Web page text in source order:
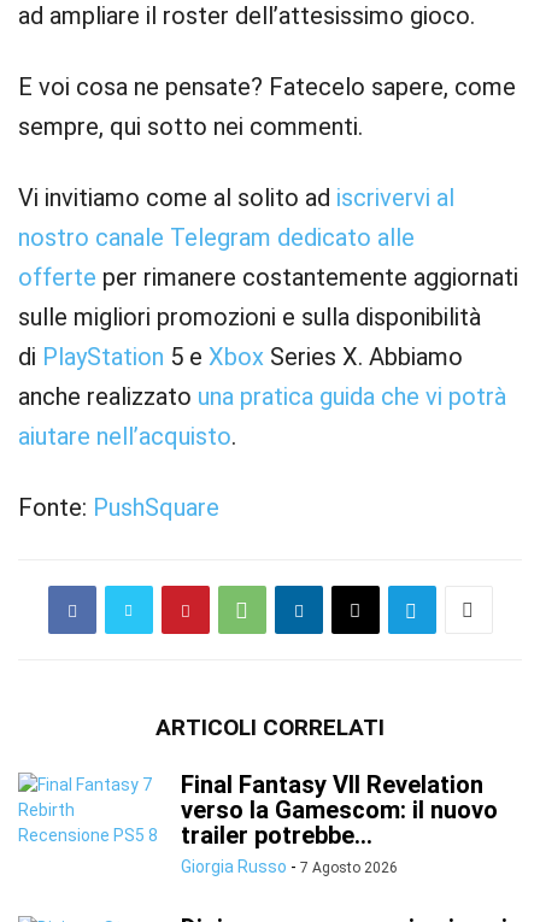
ad ampliare il roster dell’attesissimo gioco.
E voi cosa ne pensate? Fatecelo sapere, come
sempre, qui sotto nei commenti.
Vi invitiamo come al solito ad iscrivervi al
nostro canale Telegram dedicato alle
offerte per rimanere costantemente aggiornati
sulle migliori promozioni e sulla disponibilità
di PlayStation 5 e Xbox Series X. Abbiamo
anche realizzato una pratica guida che vi potrà
aiutare nell’acquisto.
Fonte: PushSquare
ARTICOLI CORRELATI
Final Fantasy VII Revelation
verso la Gamescom: il nuovo
trailer potrebbe...
Giorgia Russo - 7 Agosto 2026